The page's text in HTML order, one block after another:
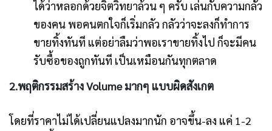
ได้ว่าหลอกด้วยจิตวิทยาล้วน ๆ ครับ เล่นกับความกลัว
ของคน พอคนตกใจก็เริ่มกลัว กลัวว่าจะลงก็ทำการ
ขายทิ้งทันที แต่อย่าลืมว่าพอเราขายทิ้งไป ก็จะมีคน
รับซื้อของถูกทันที เป็นเหมือนกันทุกตลาด
2.พฤติกรรมสร้าง Volume มากๆ แบบผิดสังเกต
โดยที่ราคาไม่ได้เปลี่ยนแปลงมากนัก อาจขึ้น-ลง แค่ 1-2